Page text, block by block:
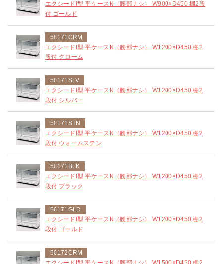
エクシードI型 平ケースN（腰部ナシ） W900×D450 棚2段
付 ゴールド
50171CRM
エクシードI型 平ケースN（腰部ナシ） W1200×D450 棚2
段付 クローム
50171SLV
エクシードI型 平ケースN（腰部ナシ） W1200×D450 棚2
段付 シルバー
50171STN
エクシードI型 平ケースN（腰部ナシ） W1200×D450 棚2
段付 ウォームステン
50171BLK
エクシードI型 平ケースN（腰部ナシ） W1200×D450 棚2
段付 ブラック
50171GLD
エクシードI型 平ケースN（腰部ナシ） W1200×D450 棚2
段付 ゴールド
50172CRM